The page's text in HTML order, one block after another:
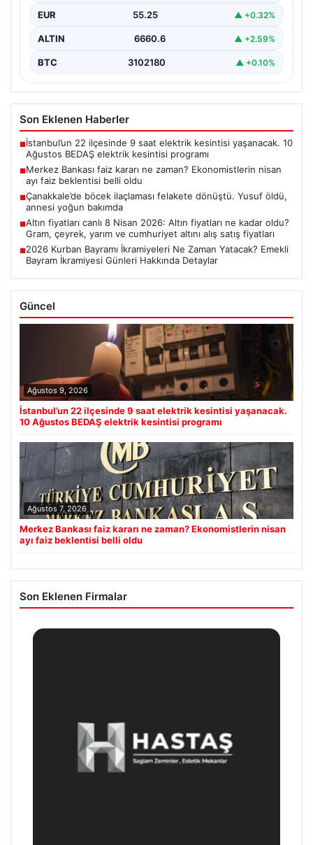
EUR 55.25 ▲ +0.32%
ALTIN 6660.6 ▲ +2.59%
BTC 3102180 ▲ +0.10%
Son Eklenen Haberler
■İstanbul’un 22 ilçesinde 9 saat elektrik kesintisi yaşanacak. 10
Ağustos BEDAŞ elektrik kesintisi programı
■Merkez Bankası faiz kararı ne zaman? Ekonomistlerin nisan
ayı faiz beklentisi belli oldu
■Çanakkale’de böcek ilaçlaması felakete dönüştü. Yusuf öldü,
annesi yoğun bakımda
■Altın fiyatları canlı 8 Nisan 2026: Altın fiyatları ne kadar oldu?
Gram, çeyrek, yarım ve cumhuriyet altını alış satış fiyatları
■2026 Kurban Bayramı İkramiyeleri Ne Zaman Yatacak? Emekli
Bayram İkramiyesi Günleri Hakkında Detaylar
Güncel
Ağustos 9, 2026
İstanbul’un 22 ilçesinde 9 saat elektrik kesintisi yaşanacak.
10 Ağustos BEDAŞ elektrik kesintisi programı
Ağustos 7, 2026
Merkez Bankası faiz kararı ne zaman? Ekonomistlerin nisan
ayı faiz beklentisi belli oldu
Son Eklenen Firmalar